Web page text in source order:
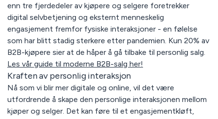
enn tre fjerdedeler av kjøpere og selgere foretrekker
digital selvbetjening og eksternt menneskelig
engasjement fremfor fysiske interaksjoner - en følelse
som har blitt stadig sterkere etter pandemien. Kun 20% av
B2B-kjøpere sier at de håper å gå tilbake til personlig salg.
Les vår guide til moderne B2B-salg her!
Kraften av personlig interaksjon
Nå som vi blir mer digitale og online, vil det være
utfordrende å skape den personlige interaksjonen mellom
kjøper og selger. Det kan føre til et engasjementkløft,